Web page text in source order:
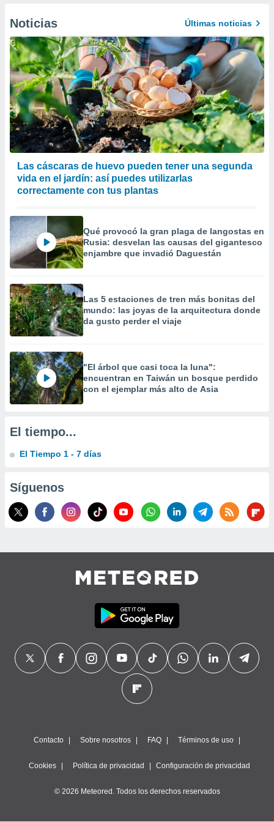
en
en
de
un
o acceder
perfiles
utilizar
crear un
uso de
contenido
medir el
de la
el
del
o a través
de
uso de
con el
de
Noticias Últimas noticias
Las cáscaras de huevo pueden tener una segunda
vida en el jardín: así puedes utilizarlas
correctamente con tus plantas
Qué provocó la gran plaga de langostas en
Rusia: desvelan las causas del gigantesco
enjambre que invadió Daguestán
Las 5 estaciones de tren más bonitas del
mundo: las joyas de la arquitectura donde
da gusto perder el viaje
"El árbol que casi toca la luna":
encuentran en Taiwán un bosque perdido
con el ejemplar más alto de Asia
El tiempo...
El Tiempo 1 - 7 días
Síguenos
Contacto Sobre nosotros FAQ Términos de uso
Cookies Política de privacidad Configuración de privacidad
© 2026 Meteored. Todos los derechos reservados